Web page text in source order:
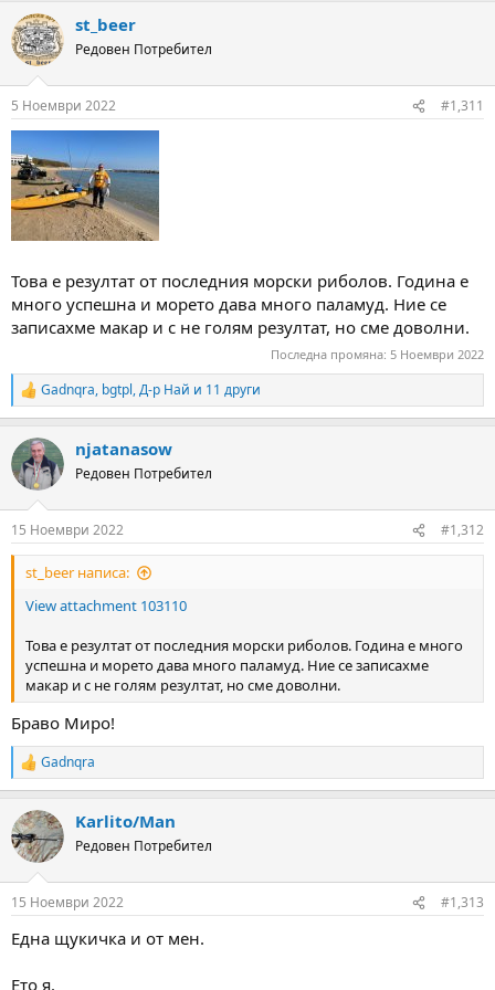
c
t
i
s
:
st_beer
Редовен Потребител
5 Ноември 2022 #1,311
Това е резултат от последния морски риболов. Година е
много успешна и морето дава много паламуд. Ние се
записахме макар и с не голям резултат, но сме доволни.
Последна промяна: 5 Ноември 2022
R
e
c
t
i
s
:
Gadnqra, bgtpl,Д-р Най и 11 други
njatanasow
Редовен Потребител
15 Ноември 2022 #1,312
st_beer написа:
View attachment 103110
Това е резултат от последния морски риболов. Година е много
успешна и морето дава много паламуд. Ние се записахме
макар и с не голям резултат, но сме доволни.
Браво Миро!
R
e
c
t
i
s
Gadnqra
Karlito/Man
Редовен Потребител
15 Ноември 2022 #1,313
Една щукичка и от мен.
Ето я.